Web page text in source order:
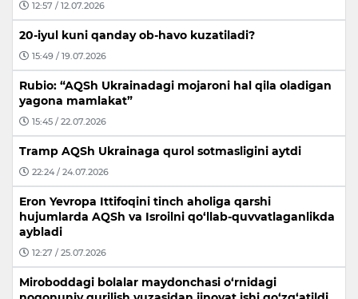
12:57 / 12.07.2026
20-iyul kuni qanday ob-havo kuzatiladi?
15:49 / 19.07.2026
Rubio: “AQSh Ukrainadagi mojaroni hal qila oladigan
yagona mamlakat”
15:45 / 22.07.2026
Tramp AQSh Ukrainaga qurol sotmasligini aytdi
22:24 / 24.07.2026
Eron Yevropa Ittifoqini tinch aholiga qarshi
hujumlarda AQSh va Isroilni qo‘llab-quvvatlaganlikda
aybladi
12:27 / 25.07.2026
Miroboddagi bolalar maydonchasi o‘rnidagi